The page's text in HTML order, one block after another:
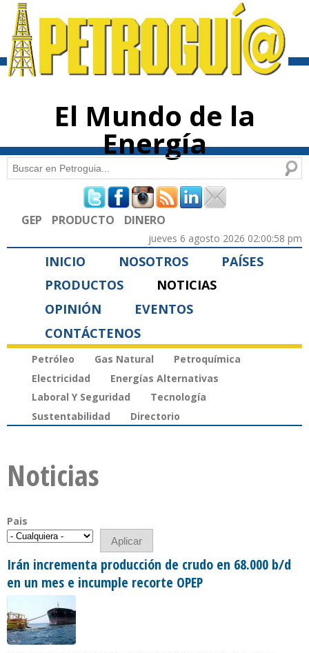
contenido
El Mundo de la
Energía
Formulario de búsqueda
Buscar
GEP PRODUCTO DINERO
jueves 6 agosto 2026 02:00:58 pm
INICIO NOSOTROS
PAÍSES
PRODUCTOS
NOTICIAS
OPINIÓN
EVENTOS
CONTÁCTENOS
Petróleo Gas Natural
Petroquímica
Electricidad
Energías Alternativas
Laboral Y Seguridad
Tecnología
Sustentabilidad
Directorio
Noticias
Pais
Irán incrementa producción de crudo en 68.000 b/d
en un mes e incumple recorte OPEP